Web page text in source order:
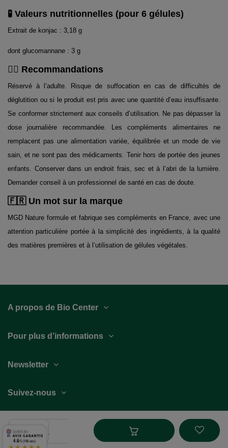
🧪 Valeurs nutritionnelles (pour 6 gélules)
Extrait de konjac : 3,18 g
dont glucomannane : 3 g
👨‍⚕️ Recommandations
Réservé à l’adulte. Risque de suffocation en cas de difficultés de
déglutition ou si le produit est pris avec une quantité d’eau insuffisante.
Se conformer strictement aux conseils d’utilisation. Ne pas dépasser la
dose journalière recommandée. Les compléments alimentaires ne
remplacent pas une alimentation variée, équilibrée et un mode de vie
sain, et ne sont pas des médicaments. Tenir hors de portée des jeunes
enfants. Conserver dans un endroit frais, sec et à l’abri de la lumière.
Demander conseil à un professionnel de santé en cas de doute.
🇫🇷 Un mot sur la marque
MGD Nature formule et fabrique ses compléments en France, avec une
attention particulière portée à la simplicité des ingrédients, à la qualité
des matières premières et à l’utilisation de gélules végétales.
A propos de Bio Center
Pour plus d’informations
Suivez-nous
Newsletter
4.6/5 (188 avis)